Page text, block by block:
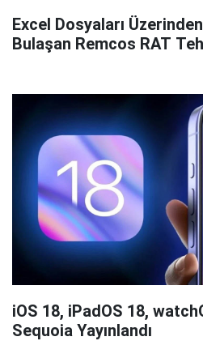
Excel Dosyaları
Bulaşan Remcos RAT
iOS 18, iPadOS 18,
Sequoia Yayınlandı